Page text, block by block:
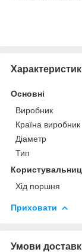
Основні
Виробник
Країна виробник
Діаметр
Тип
Хід поршня
Приховати
Умови